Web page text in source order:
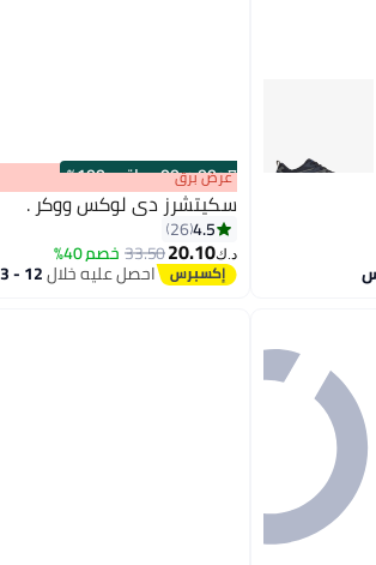
00m:00s
·باقي 100% عرض برق
سكيتشرز دي لوكس ووكر .
4.5
26
د.ك‏20.10
33.50خصم 40%
احصل عليه خلال12 - 13 اغسطس